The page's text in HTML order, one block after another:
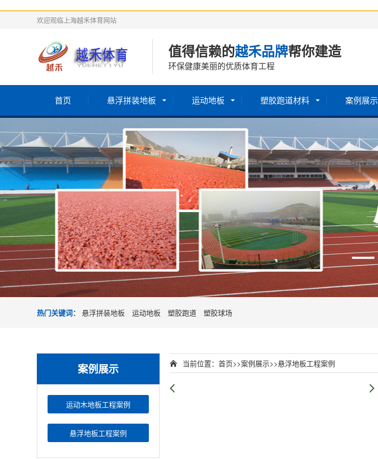
欢迎观临上海越禾体育网站
值得信赖的越禾品牌帮你建造
环保健康美丽的优质体育工程
首页 悬浮拼装地板 运动地板 塑胶跑道材料 案例展示
热门关键词： 悬浮拼装地板 运动地板 塑胶跑道 塑胶球场
案例展示
运动木地板工程案例
悬浮地板工程案例
当前位置： 首页>>案例展示>>悬浮地板工程案例